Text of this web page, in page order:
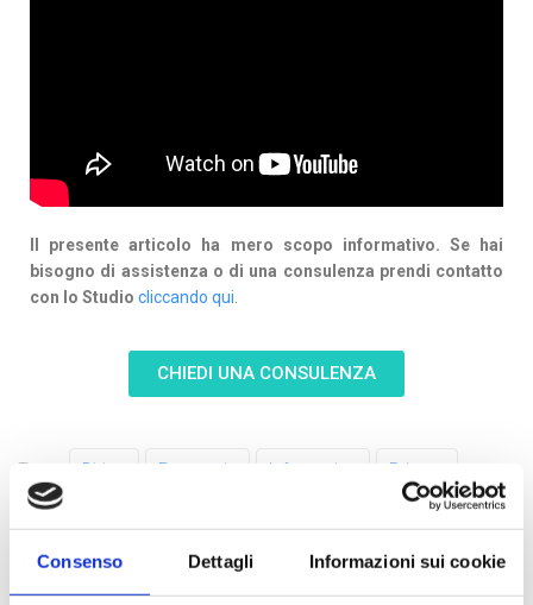
Consenso Dettagli Informazioni sui cookie
Il presente articolo ha mero scopo informativo. Se hai
bisogno di assistenza o di una consulenza prendi contatto
con lo Studio cliccando qui
CHIEDI UNA CONSULENZA
Tags: Diritto Economia Informatica Privacy